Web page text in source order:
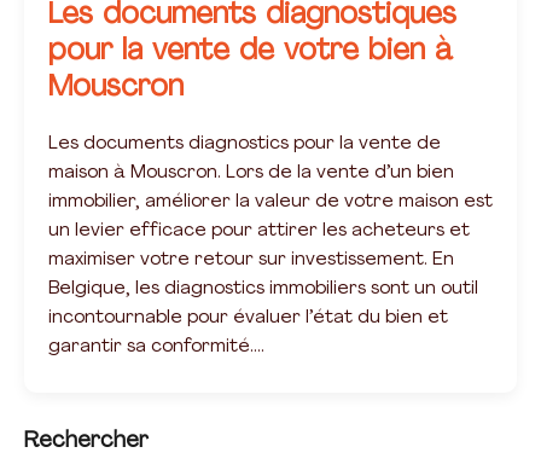
Les documents diagnostiques
pour la vente de votre bien à
Mouscron
Les documents diagnostics pour la vente de
maison à Mouscron. Lors de la vente d’un bien
immobilier, améliorer la valeur de votre maison est
un levier efficace pour attirer les acheteurs et
maximiser votre retour sur investissement. En
Belgique, les diagnostics immobiliers sont un outil
incontournable pour évaluer l’état du bien et
garantir sa conformité….
Rechercher